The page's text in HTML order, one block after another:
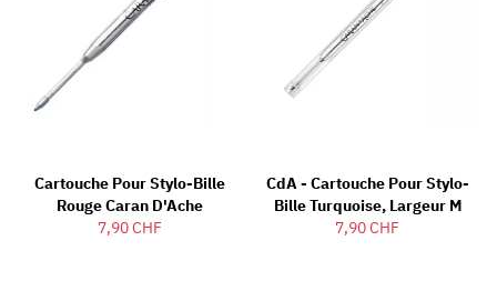
Cartouche Pour Stylo-Bille
Rouge Caran D'Ache
7,90 CHF
CdA - Cartouche Pour Stylo-
Bille Turquoise, Largeur M
7,90 CHF